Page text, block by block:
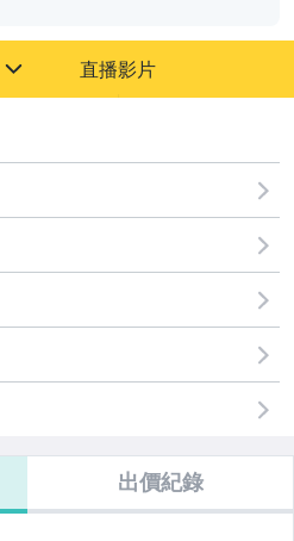
直播影片
出價紀錄